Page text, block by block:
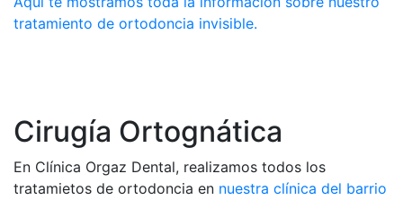
tratamiento de ortodoncia invisible.
Cirugía Ortognática
En Clínica Orgaz Dental, realizamos todos los
tratamietos de ortodoncia en nuestra clínica del barrio